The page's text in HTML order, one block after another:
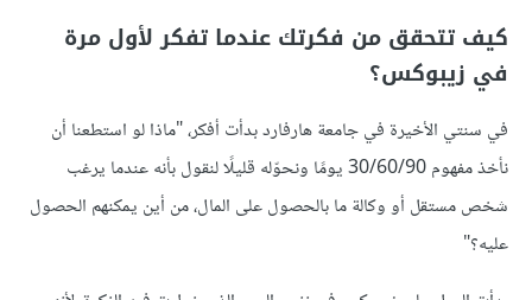
كيف تتحقق من فكرتك عندما تفكر لأول مرة
في زيبوكس؟
في سنتي الأخيرة في جامعة هارفارد بدأت أفكر، "ماذا لو استطعنا أن
نأخذ مفهوم 30/60/90 يومًا ونحوّله قليلًا لنقول بأنه عندما يرغب
شخص مستقل أو وكالة ما بالحصول على المال، من أين يمكنهم الحصول
عليه؟"